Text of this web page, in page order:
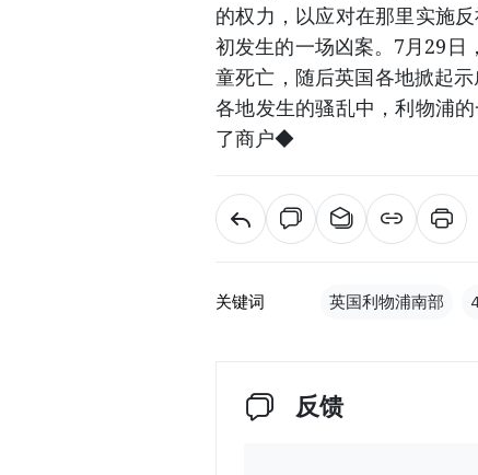
的权力，以应对在那里实施
初发生的一场凶案。7月29日
童死亡，随后英国各地掀起
各地发生的骚乱中，利物浦
了商户◆
关键词 英国利物浦南部
反馈